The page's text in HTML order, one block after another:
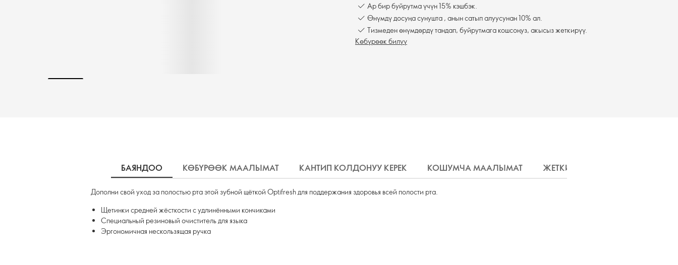
Ар бир буйрутма үчүн 15% кэшбэк.
Өнүмдү досуңа сунушта , анын сатып алуусунан 10% ал.
Тизмеден өнүмдөрдү тандап, буйрутмага кошсоңуз, акысыз жеткирүү.
Көбүрөөк билүү
БАЯНДОО КӨБҮРӨӨК МААЛЫМАТ КАНТИП КОЛДОНУУ КЕРЕК КОШУМЧА МААЛЫМАТ ЖЕТКИРҮҮ
Дополни свой уход за полостью рта этой зубной щёткой Optifresh для поддержания здоровья всей полости рта.
Щетинки средней жёсткости с удлинёнными кончиками
Специальный резиновый очиститель для языка
Эргономичная нескользящая ручка